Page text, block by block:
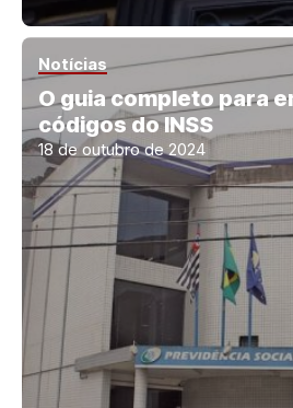
Notícias
O guia completo para
códigos do INSS
18 de outubro de 2024